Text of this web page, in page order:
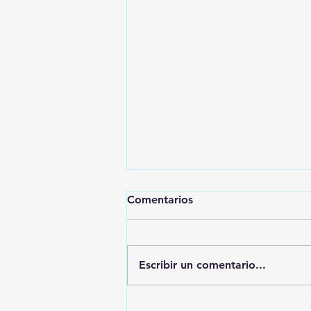
Comentarios
Escribir un comentario...